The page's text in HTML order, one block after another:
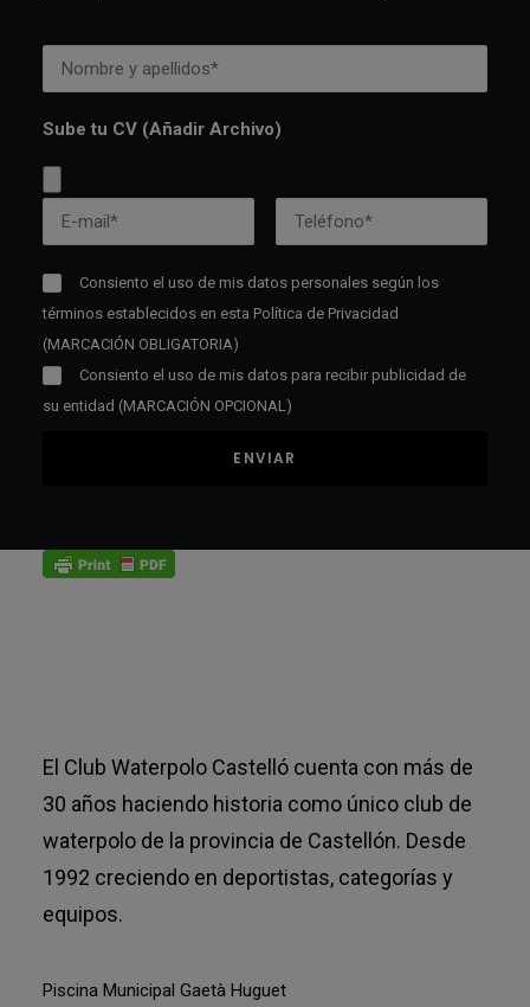
Sube tu CV (Añadir Archivo)
Consiento el uso de mis datos personales según los
términos establecidos en esta Política de Privacidad
(MARCACIÓN OBLIGATORIA)
Consiento el uso de mis datos para recibir publicidad de
su entidad (MARCACIÓN OPCIONAL)
El Club Waterpolo Castelló cuenta con más de
30 años haciendo historia como único club de
waterpolo de la provincia de Castellón. Desde
1992 creciendo en deportistas, categorías y
equipos.
Piscina Municipal Gaetà Huguet